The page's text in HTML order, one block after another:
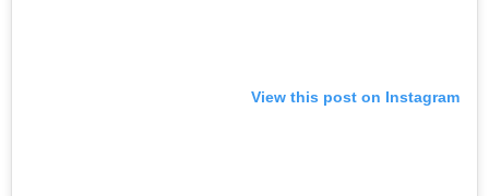
View this post on Instagram